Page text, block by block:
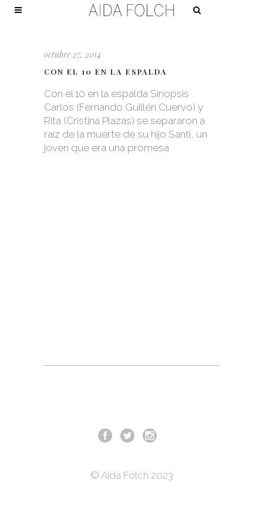
octubre 27, 2014
CON EL 10 EN LA ESPALDA
Con el 10 en la espalda Sinopsis
Carlos (Fernando Guillén Cuervo) y
Rita (Cristina Plazas) se separaron a
raíz de la muerte de su hijo Santi, un
joven que era una promesa
© Aida Folch 2023